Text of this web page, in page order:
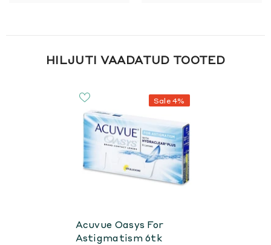
HILJUTI VAADATUD TOOTED
Sale 4%
Acuvue Oasys For
Astigmatism 6tk